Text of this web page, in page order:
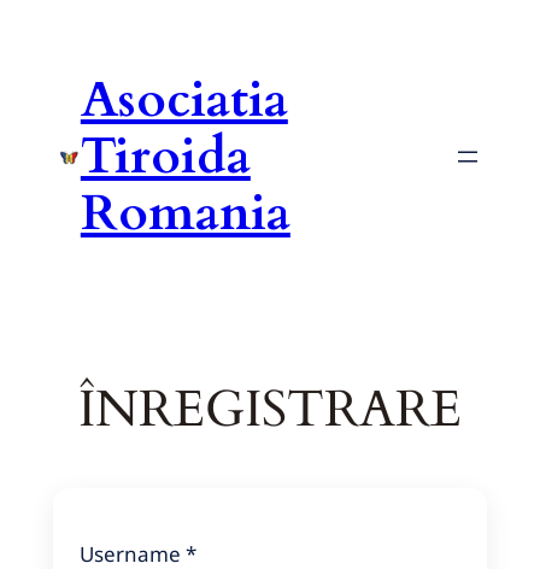
Asociatia
Tiroida
Romania
ÎNREGISTRARE
Username *